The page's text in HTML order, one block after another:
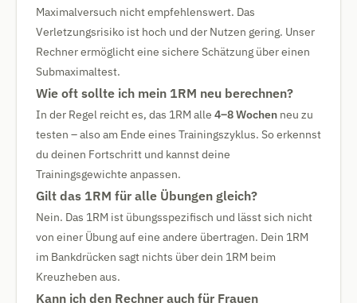
Maximalversuch nicht empfehlenswert. Das
Verletzungsrisiko ist hoch und der Nutzen gering. Unser
Rechner ermöglicht eine sichere Schätzung über einen
Submaximaltest.
Wie oft sollte ich mein 1RM neu berechnen?
In der Regel reicht es, das 1RM alle 4–8 Wochen neu zu
testen – also am Ende eines Trainingszyklus. So erkennst
du deinen Fortschritt und kannst deine
Trainingsgewichte anpassen.
Gilt das 1RM für alle Übungen gleich?
Nein. Das 1RM ist übungsspezifisch und lässt sich nicht
von einer Übung auf eine andere übertragen. Dein 1RM
im Bankdrücken sagt nichts über dein 1RM beim
Kreuzheben aus.
Kann ich den Rechner auch für Frauen